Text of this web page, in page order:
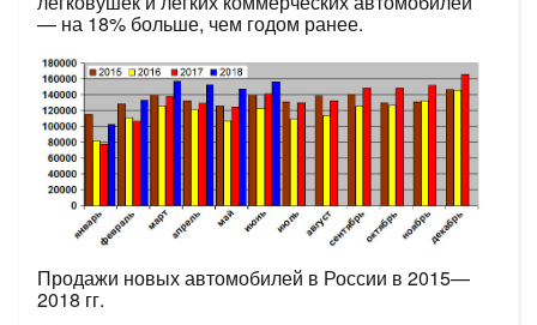
— на 18% больше, чем годом ранее.
Продажи новых автомобилей в России в 2015—
2018 гг.